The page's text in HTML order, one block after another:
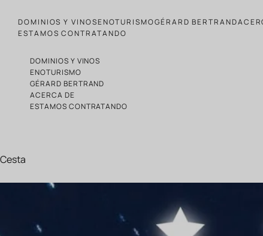
DOMINIOS Y VINOSENOTURISMOGÉRARD BERTRAND
ESTAMOS CONTRATANDO
DOMINIOS Y VINOS
ENOTURISMO
GÉRARD BERTRAND
ACERCA DE
ESTAMOS CONTRATANDO
Cesta